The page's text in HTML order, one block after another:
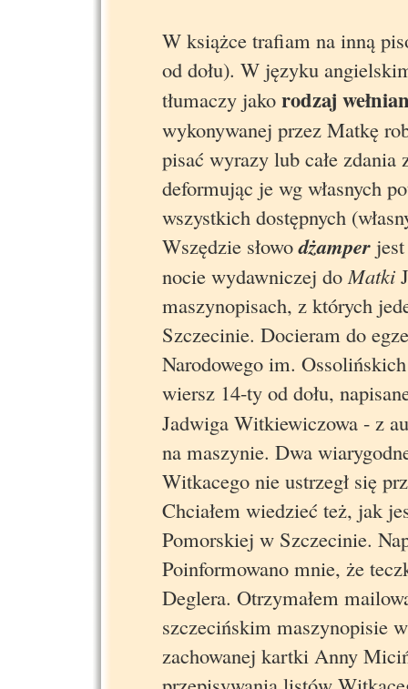
W książce trafiam na inną
od dołu). W języku
tłumaczy jako rodzaj
wykonywanej przez Matkę
pisać wyrazy lub całe
deformując je wg własnych
wszystkich dostępnych
Wszędzie słowodżamper
nocie wydawniczej do Matki
maszynopisach, z których
Szczecinie. Docieram do
Narodowego im.
wiersz 14-ty od dołu,
Jadwiga Witkiewiczowa - z
na maszynie. Dwa
Witkacego nie ustrzegł się
Chciałem wiedzieć też, jak
Pomorskiej w Szczecinie.
Poinformowano mnie, że
Deglera. Otrzymałem
szczecińskim maszynopisie
zachowanej kartki Anny